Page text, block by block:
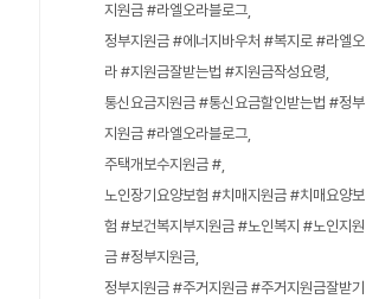
지원금 #라엘오라블로그
정부지원금 #에너지바우처 #복지로 #라엘오
라 #지원금잘받는법 #지원금작성요령
통신요금지원금 #통신요금할인받는법 #정부
지원금 #라엘오라블로그
주택개보수지원금 #
노인장기요양보험 #치매지원금 #치매요양보
험 #보건복지부지원금 #노인복지 #노인지원
금 #정부지원금
정부지원금 #주거지원금 #주거지원금잘받기